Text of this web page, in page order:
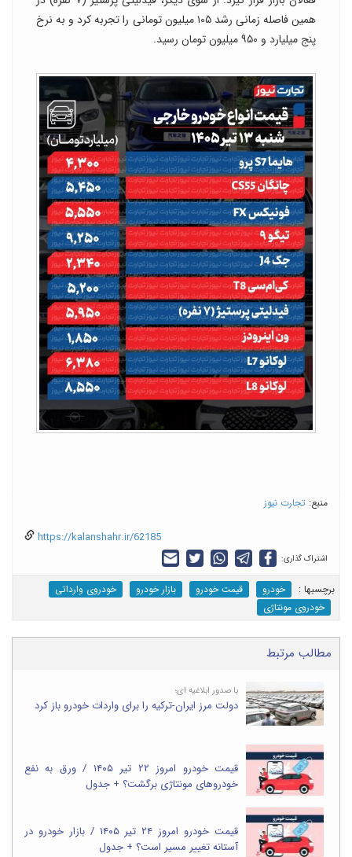
همین فاصله زمانی رشد ۱۰۵ میلیون تومانی را تجربه کرد و به نرخ
پنج میلیارد و ۹۵۰ میلیون تومان رسید.
منبع: تجارت نیوز
https://kalanshahr.ir/62185
اشتراک گذاری:
برچسب‎ها : خودرو قیمت خودرو بازار خودرو
خودروی وارداتی
خودروی مونتاژی
مطالب مرتبط
با صدور ابلاغیه ای؛
دولت مرز ایران-ترکیه را برای واردات خودرو باز کرد
قیمت خودرو امروز ۲۲ تیر ۱۴۰۵ / ورق به نفع
خودروهای مونتاژی برگشت؟ + جدول
قیمت خودرو امروز ۲۴ تیر ۱۴۰۵ / بازار خودرو در
آستانه تغییر مسیر است؟ + جدول